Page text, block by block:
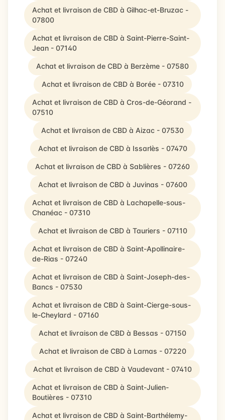
Achat et livraison de CBD à Gilhac-et-Bruzac -
07800
Achat et livraison de CBD à Saint-Pierre-Saint-
Jean - 07140
Achat et livraison de CBD à Berzème - 07580
Achat et livraison de CBD à Borée - 07310
Achat et livraison de CBD à Cros-de-Géorand -
07510
Achat et livraison de CBD à Aizac - 07530
Achat et livraison de CBD à Issarlès - 07470
Achat et livraison de CBD à Sablières - 07260
Achat et livraison de CBD à Juvinas - 07600
Achat et livraison de CBD à Lachapelle-sous-
Chanéac - 07310
Achat et livraison de CBD à Tauriers - 07110
Achat et livraison de CBD à Saint-Apollinaire-
de-Rias - 07240
Achat et livraison de CBD à Saint-Joseph-des-
Bancs - 07530
Achat et livraison de CBD à Saint-Cierge-sous-
le-Cheylard - 07160
Achat et livraison de CBD à Bessas - 07150
Achat et livraison de CBD à Larnas - 07220
Achat et livraison de CBD à Vaudevant - 07410
Achat et livraison de CBD à Saint-Julien-
Boutières - 07310
Achat et livraison de CBD à Saint-Barthélemy-